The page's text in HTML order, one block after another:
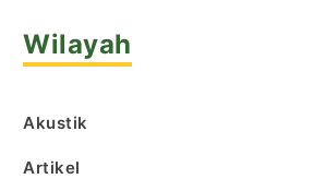
Wilayah
Akustik
Artikel